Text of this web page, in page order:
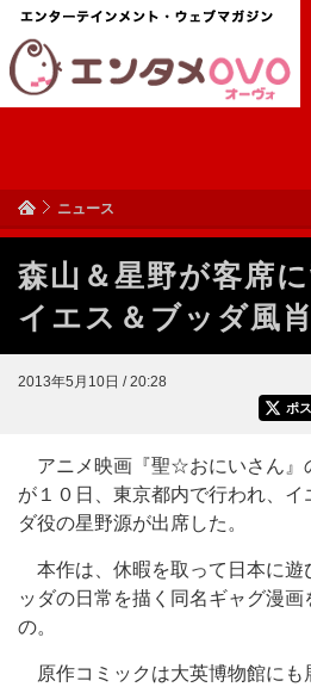
ニュース
森山＆星野が客席
イエス＆ブッダ風
2013年5月10日 / 20:28
ポ
アニメ映画『聖☆おにいさん』
が１０日、東京都内で行われ、
ダ役の星野源が出席した。
本作は、休暇を取って日本に遊
ッダの日常を描く同名ギャグ漫画
の。
原作コミックは大英博物館にも